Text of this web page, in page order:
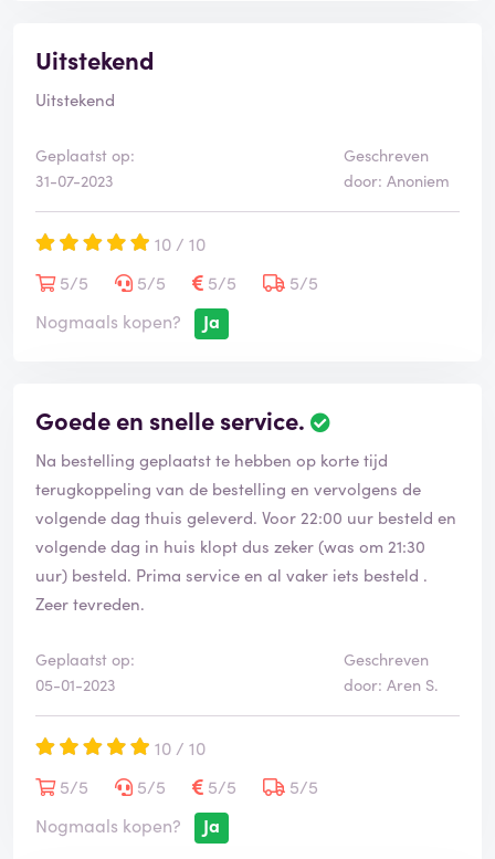
Uitstekend
Uitstekend
Geplaatst op:
31-07-2023
Geschreven
door: Anoniem
10 / 10
5/5
5/5 5/5
5/5
Nogmaals kopen?
Ja
Goede en snelle service.
Na bestelling geplaatst te hebben op korte tijd
terugkoppeling van de bestelling en vervolgens de
volgende dag thuis geleverd. Voor 22:00 uur besteld en
volgende dag in huis klopt dus zeker (was om 21:30
uur) besteld. Prima service en al vaker iets besteld .
Zeer tevreden.
Geplaatst op:
05-01-2023
Geschreven
door: Aren S.
10 / 10
5/5
5/5 5/5
5/5
Nogmaals kopen?
Ja